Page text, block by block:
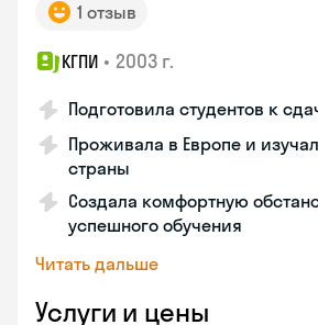
1 отзыв
КГПИ • 2003 г.
Подготовила студентов к
Проживала в Европе и
страны
Создала комфортную
успешного обучения
Читать дальше
Услуги и цены